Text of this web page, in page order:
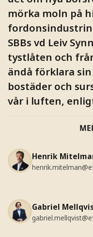
mörka moln på
fordonsindustrin
SBBs vd Leiv
tystlåten och
ändå förklara
bostäder och
vår i luften,
Henrik
Gabriel